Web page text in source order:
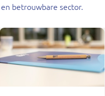
betrouwbare sector.